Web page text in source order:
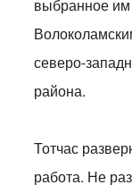
выбранное им
северо-
района.
Тотчас
работа. Не